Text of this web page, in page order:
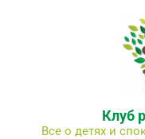
Клуб
Все о детях и